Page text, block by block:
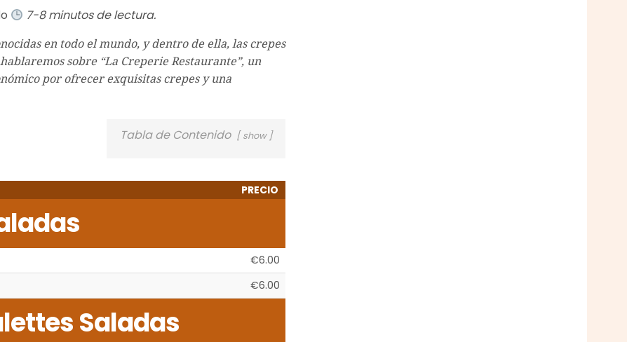
7-8 minutos de lectura.
en todo el mundo, y dentro de ella, las crepes
sobre “La Creperie Restaurante”, un
por ofrecer exquisitas crepes y una
Tabla de Contenido show
PRECIO
€6.00
€6.00
Saladas